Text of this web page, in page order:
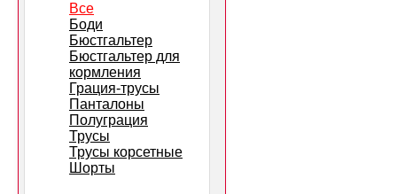
Все
Боди
Бюстгальтер
Бюстгальтер для
кормления
Грация-трусы
Панталоны
Полуграция
Трусы
Трусы корсетные
Шорты